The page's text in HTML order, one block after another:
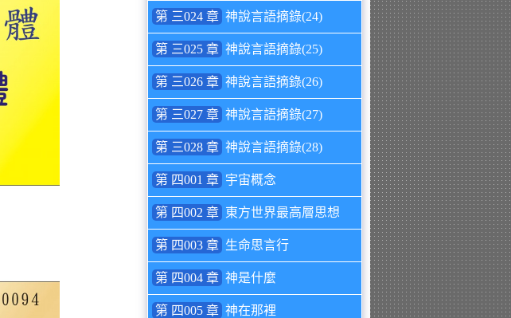
第 三024 章 神說言語摘錄(24)
第 三025 章 神說言語摘錄(25)
第 三026 章 神說言語摘錄(26)
第 三027 章 神說言語摘錄(27)
第 三028 章 神說言語摘錄(28)
第 四001 章 宇宙概念
第 四002 章 東方世界最高層思想
第 四003 章 生命思言行
第 四004 章 神是什麼
第 四005 章 神在那裡